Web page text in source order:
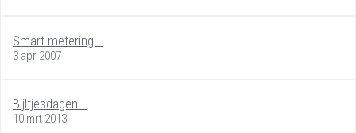
Smart metering...
3 apr 2007
Bijltjesdagen...
10 mrt 2013